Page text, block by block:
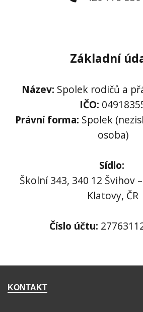
Základní
Název: Spolek rodičů a
IČO:
Právní forma: Spolek
osoba)
Sídlo:
Školní 343, 340 12 Švihov
Klatovy, ČR
Číslo účtu:
KONTAKT